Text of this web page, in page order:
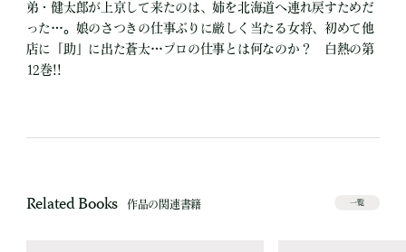
弟・健太郎が上京して来たのは、姉を北海道へ連れ戻すためだ
った…。娘のさつきの仕事ぶりに厳しく当たる女将、初めて他
店に「助」に出た蒼太…プロの仕事とは何なのか？ 白熱の第
12巻!!
Related Books 作品の関連書籍 一覧